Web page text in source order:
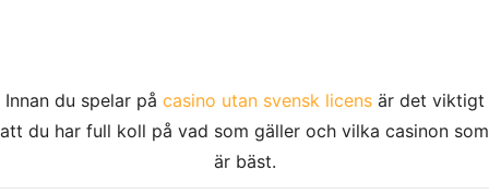
Innan du spelar på casino utan svensk licensär det viktigt
att du har full koll på vad som gäller och vilka casinon som
är bäst.